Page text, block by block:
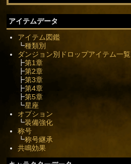
アイテムデータ
アイテム図鑑
┗種類別
ダンジョン別ドロップアイテム一覧
┣第1章
┣第2章
┣第3章
┣第4章
┣第5章
┗星座
オプション
┗装備強化
称号
┗称号継承
共鳴効果